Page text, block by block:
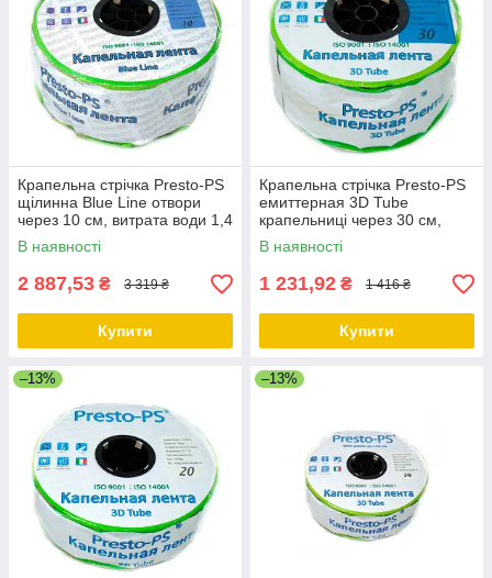
Крапельна стрічка Presto-PS
щілинна Blue Line отвори
через 10 см, витрата води 1,4
л/год, довжина 1000 м
В наявності
2 887,53 ₴ 3 319 ₴
Купити
Крапельна стрічка Presto-PS
емиттерная 3D Tube
крапельниці через 30 см,
витрата 2.7 л/год, довжина
500 м
В наявності
1 231,92 ₴ 1 416 ₴
Купити
–13% –13%